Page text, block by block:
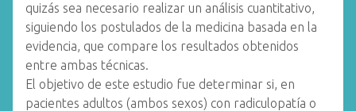
quizás sea necesario realizar un análisis cuantitativo,
siguiendo los postulados de la medicina basada en la
evidencia, que compare los resultados obtenidos
entre ambas técnicas.
El objetivo de este estudio fue determinar si, en
pacientes adultos (ambos sexos) con radiculopatía o